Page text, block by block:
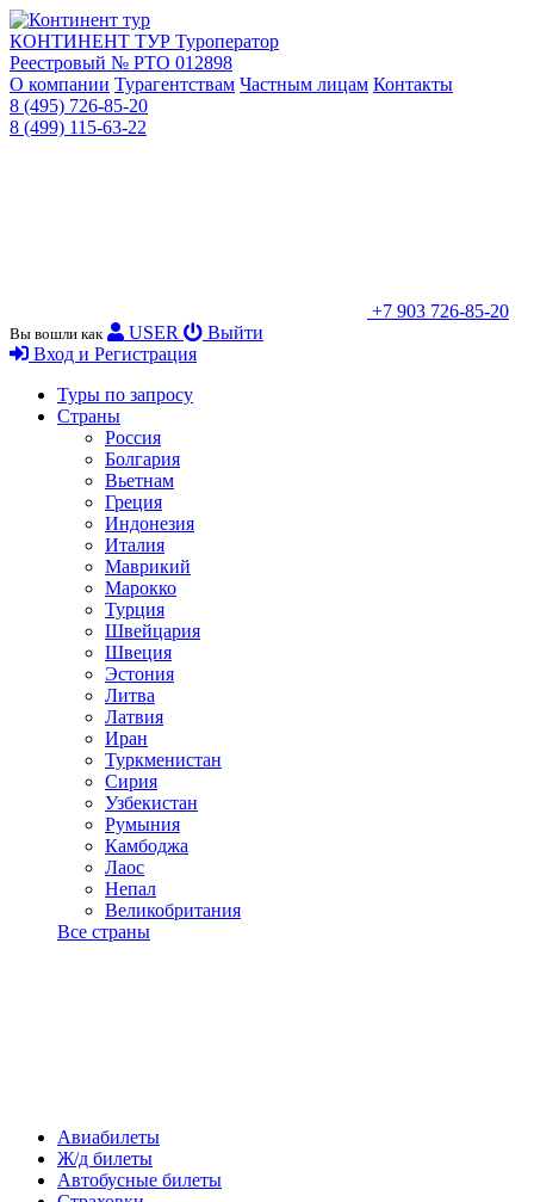
КОНТИНЕНТ ТУР Туроператор
Реестровый № РТО 012898
О компании Турагентствам Частным лицам Контакты
8 (495) 726-85-20
8 (499) 115-63-22
+7 903 726-85-20
Вы вошли как USER
Выйти
Вход и Регистрация
Туры по запросу
Страны
Россия
Болгария
Вьетнам
Греция
Индонезия
Италия
Маврикий
Марокко
Турция
Швейцария
Швеция
Эстония
Литва
Латвия
Иран
Туркменистан
Сирия
Узбекистан
Румыния
Камбоджа
Лаос
Непал
Великобритания
Все страны
Авиабилеты
Ж/д билеты
Автобусные билеты